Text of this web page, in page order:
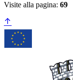
Visite alla pagina: 69